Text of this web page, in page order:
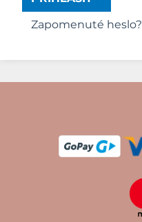
Zapomenuté heslo?